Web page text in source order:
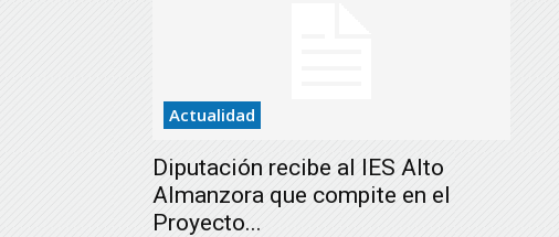
Actualidad
Diputación recibe al IES Alto
Almanzora que compite en el
Proyecto...